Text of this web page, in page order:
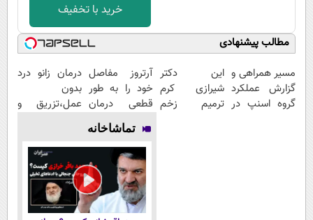
خرید با تخفیف
مطالب پیشنهادی
مسیر همراهی و
گزارش عملکرد
گروه اسنپ در
این دکتر
شیرازی کرم
ترمیم زخم
آرتروز مفاصل
خود را به طور
قطعی درمان
◂پرسش‌نامه▸
درمان زانو درد
بدون
عمل،تزریق و
تماشاخانه